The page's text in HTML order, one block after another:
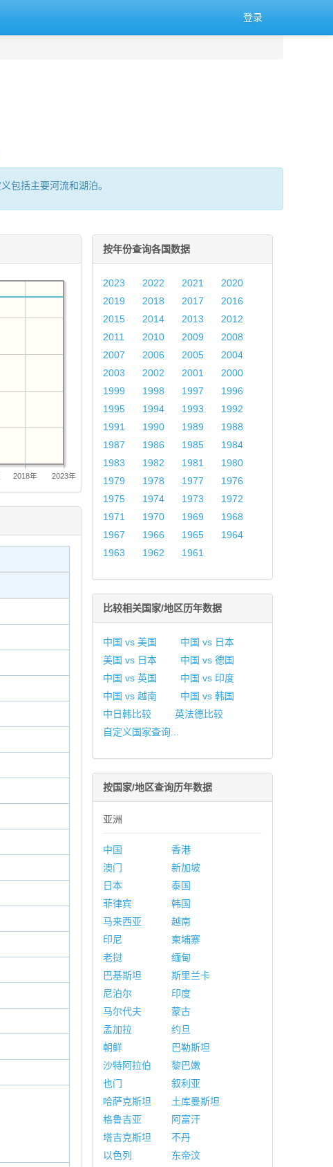
登录
包括主要河流和湖泊。
2018年 2023年
按年份查询各国数据
2023 2022 2021
2020
2019
2018 2017
2016
2015
2014 2013
2012
2011
2010 2009
2008
2007
2006 2005
2004
2003
2002 2001
2000
1999
1998 1997
1996
1995
1994 1993
1992
1991
1990 1989
1988
1987
1986 1985
1984
1983
1982 1981
1980
1979
1978 1977
1976
1975
1974 1973
1972
1971
1970 1969
1968
1967
1966 1965
1964
1963
1962 1961
比较相关国家/地区历年数据
中国 vs 美国
中国 vs 日本
美国 vs 日本
中国 vs 德国
中国 vs 英国
中国 vs 印度
中国 vs 越南
中国 vs 韩国
中日韩比较
英法德比较
自定义国家查询...
按国家/地区查询历年数据
亚洲
中国
香港
澳门
新加坡
日本
泰国
菲律宾
韩国
马来西亚
越南
印尼
柬埔寨
老挝
缅甸
巴基斯坦
斯里兰卡
尼泊尔
印度
马尔代夫
蒙古
孟加拉
约旦
朝鲜
巴勒斯坦
沙特阿拉伯
黎巴嫩
也门
叙利亚
哈萨克斯坦
土库曼斯坦
格鲁吉亚
阿富汗
塔吉克斯坦
不丹
以色列
东帝汶